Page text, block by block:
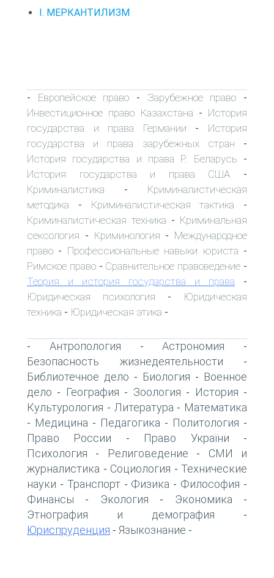
I. МЕРКАНТИЛИЗМ
- Европейское право - Зарубежное право -
Инвестиционное право Казахстана - История
государства и права Германии - История
государства и права зарубежных стран -
История государства и права Р. Беларусь -
История государства и права США -
Криминалистика - Криминалистическая
методика - Криминалистическая тактика -
Криминалистическая техника - Криминальная
сексология - Криминология - Международное
право - Профессиональные навыки юриста -
Римское право- Сравнительное правоведение -
Теория и история государства и права -
Юридическая психология -
Юридическая
техника - Юридическая этика -
- Антропология -Астрономия -
Безопасность жизнедеятельности -
Библиотечное дело - Биология - Военное
дело - География - Зоология - История -
Культурология - Литература - Математика
- Медицина - Педагогика - Политология -
Право России - Право України -
Психология - Религоведение - СМИ и
журналистика - Социология - Технические
науки - Транспорт- Физика - Философия -
Финансы - Экология - Экономика -
Этнография и демография -
Юриспруденция - Языкознание -